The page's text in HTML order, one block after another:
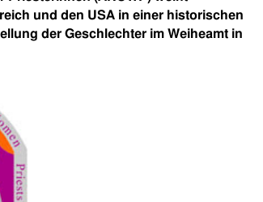
und den USA in einer historischen
der Geschlechter im Weiheamt in